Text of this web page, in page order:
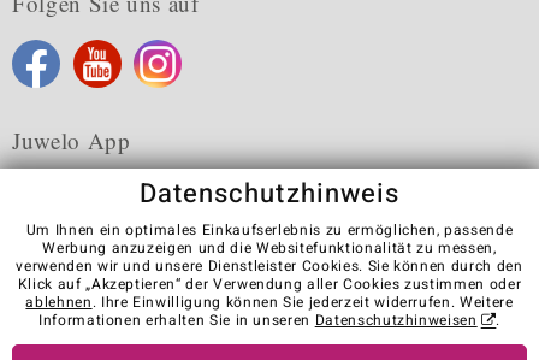
Juwelo App
Karriere AGB Datenschutz Cookies
Impressum
Kontakt
Vertrag widerrufen
Visit our stores in other countries:
Datenschutzhinweis
Um Ihnen ein optimales Einkaufserlebnis zu ermöglichen, passende
Werbung anzuzeigen und die Websitefunktionalität zu messen,
verwenden wir und unsere Dienstleister Cookies. Sie können durch den
Klick auf „Akzeptieren“ der Verwendung aller Cookies zustimmen oder
ablehnen. Ihre Einwilligung können Sie jederzeit widerrufen. Weitere
Informationen erhalten Sie in unseren Datenschutzhinweisen .